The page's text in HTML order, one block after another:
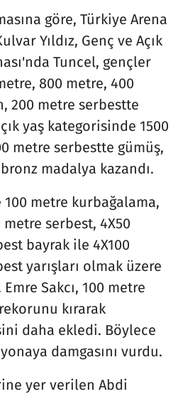
göre, Türkiye Arena
Yıldız, Genç ve Açık
Tuncel, gençler
800 metre, 400
200 metre serbestte
yaş kategorisinde 1500
metre serbestte gümüş,
madalya kazandı.
100 metre kurbağalama,
metre serbest, 4X50
bayrak ile 4X100
yarışları olmak üzere
Sakcı, 100 metre
kırarak
daha ekledi. Böylece
damgasını vurdu.
yer verilen Abdi